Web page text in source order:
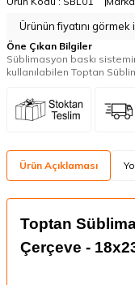
Ürünün fiyatını görmek
Öne Çıkan Bilgiler
Süblimasyon baskı
kullanılabilen Toptan
Ürün Açıklaması
Toptan
Çerçeve -